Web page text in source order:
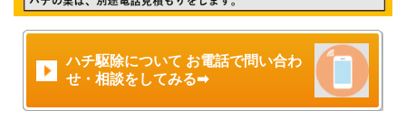
ハチ駆除について お電話で問い合わ
せ・相談をしてみる➡